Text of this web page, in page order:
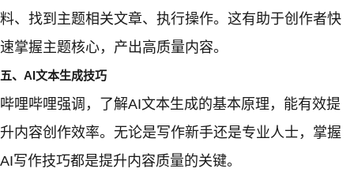
料、找到主题相关文章、执行操作。这有助于创作者快
速掌握主题核心，产出高质量内容。
五、AI文本生成技巧
哔哩哔哩强调，了解AI文本生成的基本原理，能有效提
升内容创作效率。无论是写作新手还是专业人士，掌握
AI写作技巧都是提升内容质量的关键。